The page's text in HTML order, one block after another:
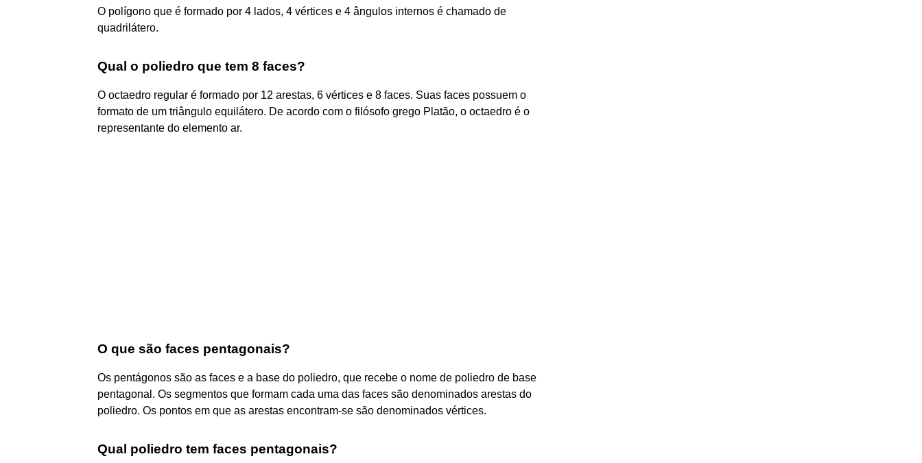
O polígono que é formado por 4 lados, 4 vértices e 4 ângulos internos é chamado de
quadrilátero.
Qual o poliedro que tem 8 faces?
O octaedro regular é formado por 12 arestas, 6 vértices e 8 faces. Suas faces possuem o
formato de um triângulo equilátero. De acordo com o filósofo grego Platão, o octaedro é o
representante do elemento ar.
O que são faces pentagonais?
Os pentágonos são as faces e a base do poliedro, que recebe o nome de poliedro de base
pentagonal. Os segmentos que formam cada uma das faces são denominados arestas do
poliedro. Os pontos em que as arestas encontram-se são denominados vértices.
Qual poliedro tem faces pentagonais?